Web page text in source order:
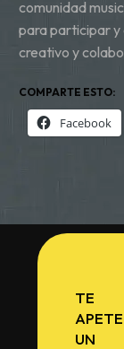
comunidad
para participar y
creativo y
COMPARTE ESTO:
Facebook
TE
UN